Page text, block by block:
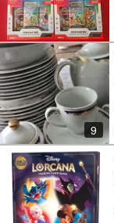
9